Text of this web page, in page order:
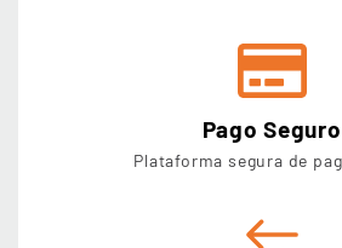
Pago Seguro
Plataforma segura de